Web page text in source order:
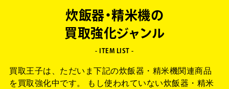
炊飯器・精米機の
買取強化ジャンル
- ITEM LIST -
買取王子は、ただいま下記の炊飯器・精米機関連商品
を買取強化中です。
もし使われていない炊飯器・精米